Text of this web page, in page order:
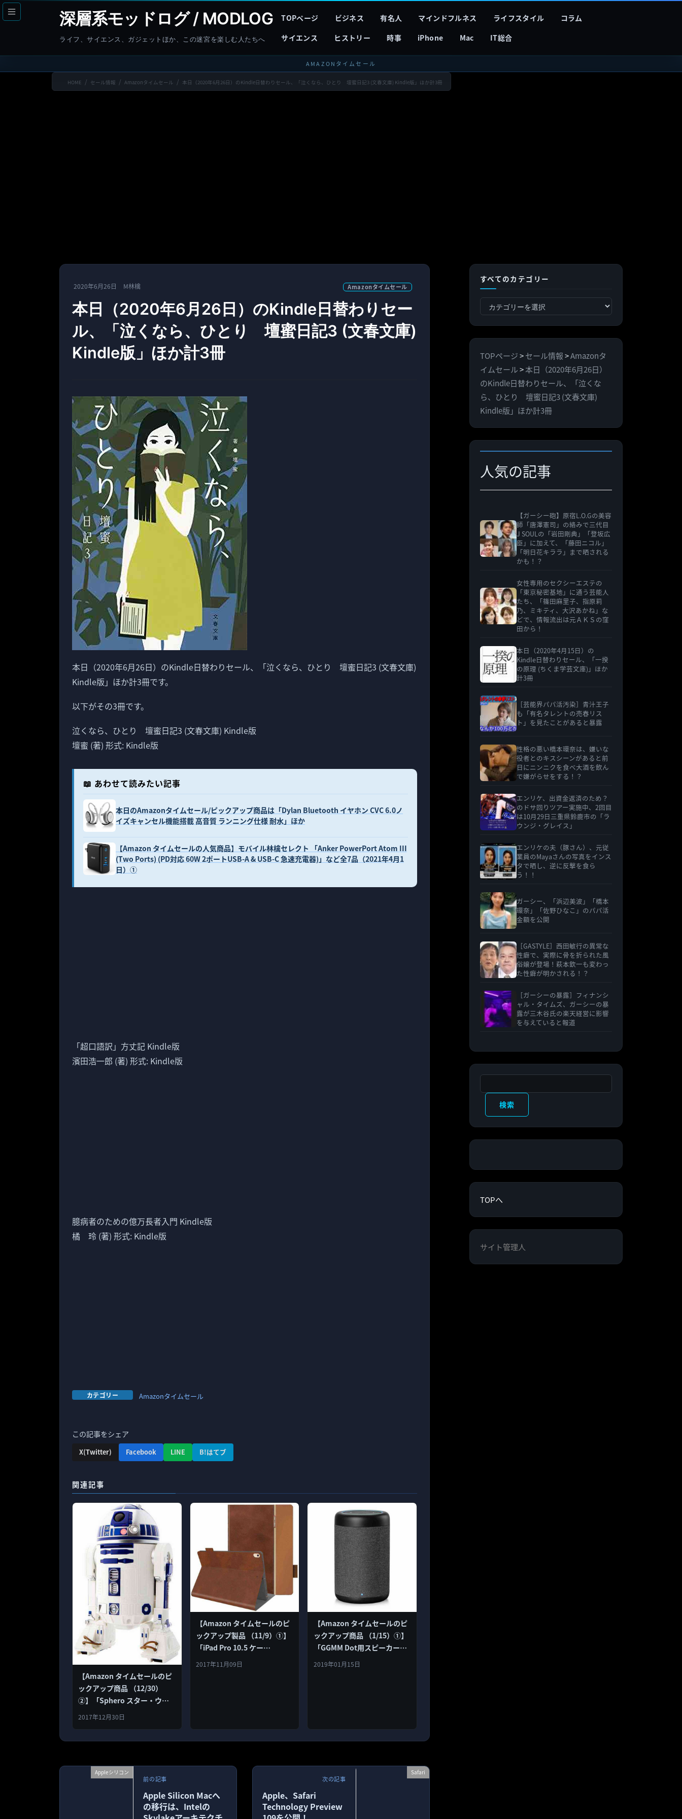
コ
ン
へ
ナ
ビ
ョ
深層系モッドログ / MODLOG
ライフ、サイエンス、ガジェットほか、この迷宮を楽しむ人たちへ
TOPページ ビジネス 有名人 マインドフルネス ライフスタイル
コラム
サイエンス
ヒストリー 時事 iPhone Mac IT総合
AMAZONタイムセール
HOME セール情報 Amazonタイムセール 本日（2020年6月26日）のKindle日替わりセール、「泣くなら、ひとり 壇蜜日記3 (文春文庫) Kindle版」ほか計3冊
2020年6月26日 M林檎 Amazonタイムセール
本日（2020年6月26日）のKindle日替わりセー
ル、「泣くなら、ひとり 壇蜜日記3 (文春文庫)
Kindle版」ほか計3冊
本日（2020年6月26日）のKindle日替わりセール、「泣くなら、ひとり 壇蜜日記3 (文春文庫)
Kindle版」ほか計3冊です。
以下がその3冊です。
泣くなら、ひとり 壇蜜日記3 (文春文庫) Kindle版
壇蜜 (著) 形式: Kindle版
📖 あわせて読みたい記事
本日のAmazonタイムセール/ピックアップ商品は「Dylan Bluetooth イヤホン CVC 6.0ノ
イズキャンセル機能搭載 高音質 ランニング仕様 耐水」ほか
【Amazon タイムセールの人気商品】モバイル林檎セレクト 「Anker PowerPort Atom III
(Two Ports) (PD対応 60W 2ポートUSB-A & USB-C 急速充電器)」など全7品（2021年4月1
日）①
「超口語訳」方丈記 Kindle版
濱田浩一郎 (著) 形式: Kindle版
臆病者のための億万長者入門 Kindle版
橘 玲 (著) 形式: Kindle版
カテゴリー Amazonタイムセール
この記事をシェア
X(Twitter) Facebook LINE B!はてブ
関連記事
【Amazon タイムセールのピ
ックアップ商品 （12/30）
②】「Sphero スター・ウォ
ーズ R2-D2 APP-ENABLED
2017年12月30日
【Amazon タイムセールのピ
ックアップ製品 （11/9）①】
「iPad Pro 10.5 ケー
ス,AUAUA iPad Pro 10.5 カバ
2017年11月09日
【Amazon タイムセールのピ
ックアップ商品 （1/15）①】
「GGMM Dot用スピーカード
ック 5200mAhバッテリー搭
2019年01月15日
Appleシリコン
前の記事
Apple Silicon Macへ
の移行は、Intelの
Safari
次の記事
Apple、Safari
Technology Preview
すべてのカテゴリー
べ
カ
テ
ゴ
リ
ー
TOPページ>セール情報>Amazonタ
イムセール>本日（2020年6月26日）
のKindle日替わりセール、「泣くな
ら、ひとり 壇蜜日記3 (文春文庫)
Kindle版」ほか計3冊
人気の記事
【ガーシー砲】原宿L.O.Gの美容
師「唐澤憲司」の絡みで三代目
J SOULの「岩田剛典」「登坂広
臣」に加えて、「藤田ニコル」
「明日花キララ」まで晒される
かも！？
女性専用のセクシーエステの
「東京秘密基地」に通う芸能人
たち、「篠田麻里子、指原莉
乃、ミキティ、大沢あかね」な
どで、情報流出は元ＡＫＳの窪
田から！
本日（2020年4月15日）の
Kindle日替わりセール、「一揆
の原理 (ちくま学芸文庫)」ほか
計3冊
［芸能界パパ活汚染］青汁王子
も「有名タレントの売春リス
ト」を見たことがあると暴露
性格の悪い橋本環奈は、嫌いな
役者とのキスシーンがあると前
日にニンニクを食べ大酒を飲ん
で嫌がらせをする！？
エンリケ、出資金返済のため？
のドサ回りツアー実施中、2回目
は10月29日三重県鈴鹿市の「ラ
ウンジ・グレイス」
エンリケの夫（豚さん）、元従
業員のMayaさんの写真をインス
タで晒し、逆に反撃を食ら
う！！
ガーシー、「浜辺美波」「橋本
環奈」「佐野ひなこ」のパパ活
金額を公開
［GASTYLE］西田敏行の異常な
性癖で、実際に骨を折られた風
俗嬢が登場！萩本欽一も変わっ
た性癖が明かされる！？
［ガーシーの暴露］フィナンシ
ャル・タイムズ、ガーシーの暴
露が三木谷氏の楽天経営に影響
を与えていると報道
検索
TOPへ
サイト管理人